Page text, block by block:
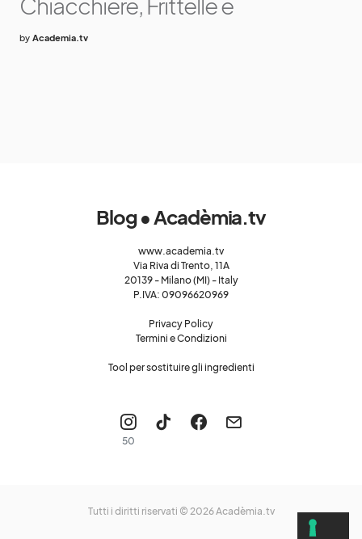
by Academia.tv
Blog • Acadèmia.tv
www.academia.tv
Via Riva di Trento, 11A
20139 - Milano (MI) - Italy
P.IVA: 09096620969
Privacy Policy
Termini e Condizioni
Tool per sostituire gli ingredienti
50
Tutti i diritti riservati © 2026Acadèmia.tv